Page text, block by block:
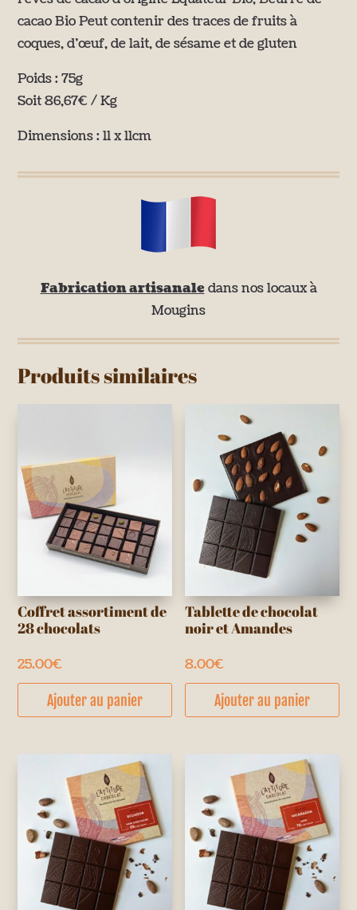
cacao Bio Peut contenir des traces de fruits à
coques, d’œuf, de lait, de sésame et de gluten
Poids : 75g
Soit 86,67€ / Kg
Dimensions : 11 x 11cm
Fabrication artisanale dans nos locaux à
Mougins
Produits similaires
Coffret assortiment de
28 chocolats
25.00€
Ajouter au panier
Tablette de chocolat
noir et Amandes
8.00€
Ajouter au panier